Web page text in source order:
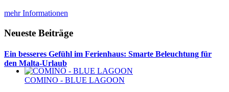
COMINO - BLUE LAGOON
mehr Informationen
Neueste Beiträge
Ein besseres Gefühl im Ferienhaus: Smarte Beleuchtung für
den Malta-Urlaub